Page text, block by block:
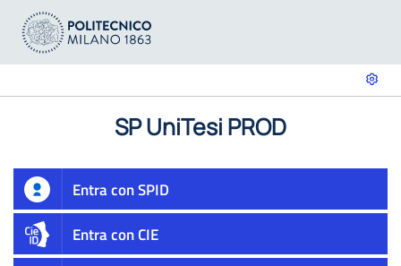
SP UniTesi PROD
Entra con SPID
Entra con CIE